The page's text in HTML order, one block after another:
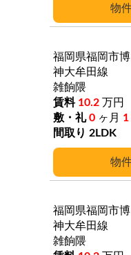
福岡県福岡市博
神大牟田線
雑餉隈
10.2 万円
0 ヶ月 1
2LDK
福岡県福岡市博
神大牟田線
雑餉隈